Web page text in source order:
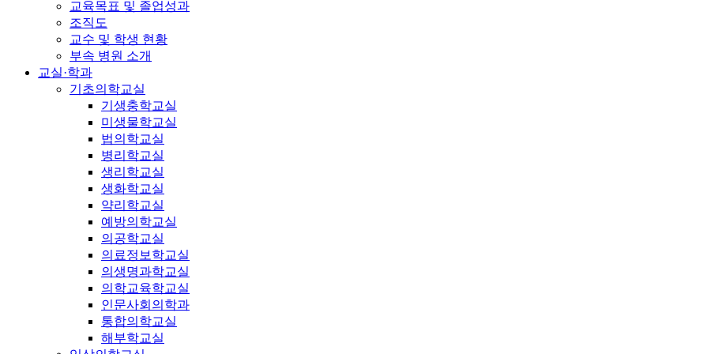
교육목표 및 졸업성과
조직도
교수 및 학생 현황
부속 병원 소개
교실·학과
기초의학교실
기생충학교실
미생물학교실
법의학교실
병리학교실
생리학교실
생화학교실
약리학교실
예방의학교실
의공학교실
의료정보학교실
의생명과학교실
의학교육학교실
인문사회의학과
통합의학교실
해부학교실